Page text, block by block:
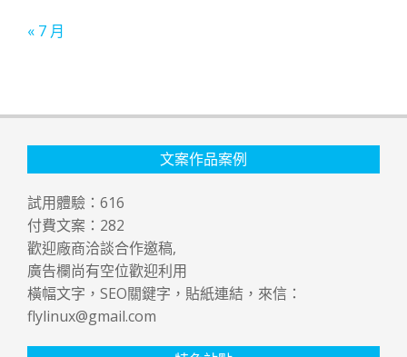
« 7 月
文案作品案例
試用體驗： 616
付費文案： 282
歡迎廠商洽談合作邀稿,
廣告欄尚有空位歡迎利用
橫幅文字，SEO關鍵字，貼紙連結，來信：
flylinux@gmail.com